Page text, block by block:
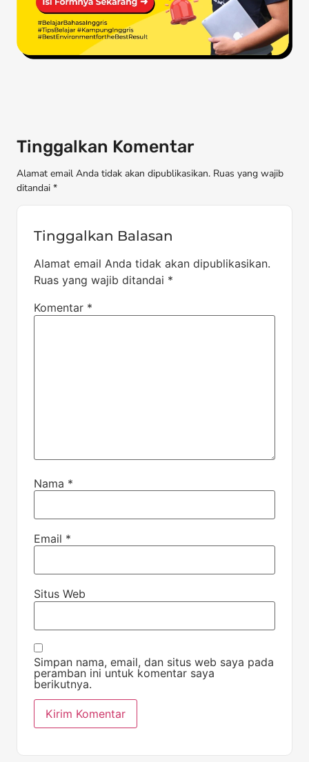
Tinggalkan Komentar
Alamat email Anda tidak akan dipublikasikan. Ruas yang wajib
ditandai *
Tinggalkan Balasan
Alamat email Anda tidak akan dipublikasikan.
Ruas yang wajib ditandai *
Komentar *
Nama *
Email *
Situs Web
Simpan nama, email, dan situs web saya pada
peramban ini untuk komentar saya
berikutnya.